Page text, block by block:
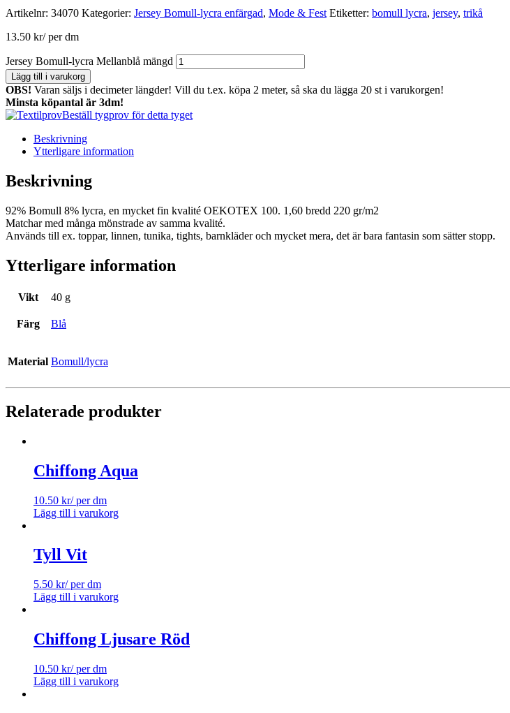
Artikelnr: 34070 Kategorier: Jersey Bomull-lycra enfärgad, Mode & Fest Etiketter: bomull lycra, jersey, trikå
13.50 kr/ per dm
Jersey Bomull-lycra Mellanblå mängd
Lägg till i varukorg
OBS! Varan säljs i decimeter längder! Vill du t.ex. köpa 2 meter, så ska du lägga 20 st i varukorgen!
Minsta köpantal är 3dm!
Beställ tygprov för detta tyget
Beskrivning
Ytterligare information
Beskrivning
92% Bomull 8% lycra, en mycket fin kvalité OEKOTEX 100. 1,60 bredd 220 gr/m2
Matchar med många mönstrade av samma kvalité.
Används till ex. toppar, linnen, tunika, tights, barnkläder och mycket mera, det är bara fantasin som sätter stopp.
Ytterligare information
Vikt 40 g
Färg Blå
Material Bomull/lycra
Relaterade produkter
Chiffong Aqua
10.50 kr/ per dm
Lägg till i varukorg
Tyll Vit
5.50 kr/ per dm
Lägg till i varukorg
Chiffong Ljusare Röd
10.50 kr/ per dm
Lägg till i varukorg